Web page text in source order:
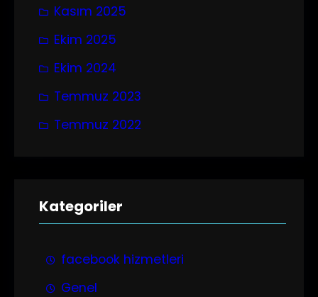
Kasım 2025
Ekim 2025
Ekim 2024
Temmuz 2023
Temmuz 2022
Kategoriler
facebook hizmetleri
Genel